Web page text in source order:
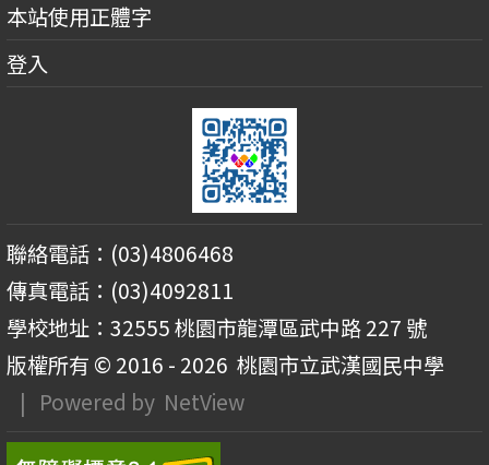
本站使用正體字
登入
聯絡電話：(03)4806468
傳真電話：(03)4092811
學校地址：32555 桃園市龍潭區武中路 227 號
版權所有 © 2016 - 2026 桃園市立武漢國民中學
| Powered by NetView